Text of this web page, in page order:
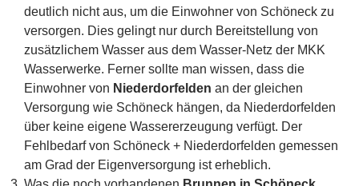
deutlich nicht aus, um die Einwohner von Schöneck zu
versorgen. Dies gelingt nur durch Bereitstellung von
zusätzlichem Wasser aus dem Wasser-Netz der MKK
Wasserwerke. Ferner sollte man wissen, dass die
Einwohner von Niederdorfelden an der gleichen
Versorgung wie Schöneck hängen, da Niederdorfelden
über keine eigene Wassererzeugung verfügt. Der
Fehlbedarf von Schöneck + Niederdorfelden gemessen
am Grad der Eigenversorgung ist erheblich.